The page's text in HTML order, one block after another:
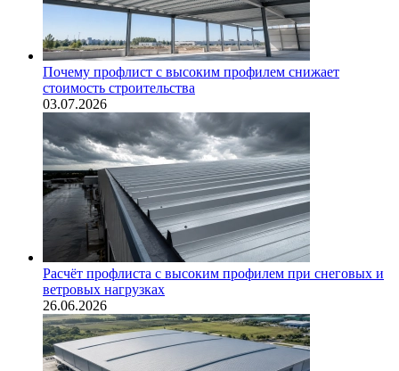
Почему профлист с высоким профилем снижает
стоимость строительства
03.07.2026
Расчёт профлиста с высоким профилем при снеговых и
ветровых нагрузках
26.06.2026